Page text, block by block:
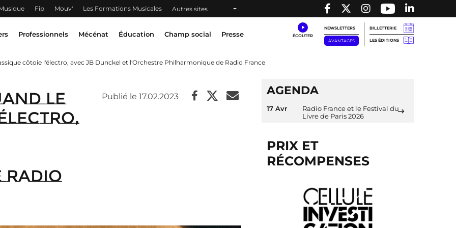
Fip Mouv' Les Formations Musicales Autres sites
Professionnels Mécénat Éducation Champ social Presse
NEWSLETTERS
AVANTAGES
BILLETTERIE
LES ÉDITIONS
côtoie l'électro, avec JB Dunckel et l'Orchestre Philharmonique de Radio France
le
Publié le 17.02.2023 AGENDA
17 Avr
Radio France et le Festival du
Livre de Paris 2026
PRIX ET
RÉCOMPENSES